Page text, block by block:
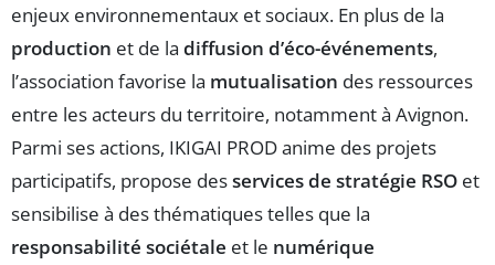
enjeux environnementaux et sociaux. En plus de la
production et de la diffusion d’éco-événements,
l’association favorise la mutualisation des ressources
entre les acteurs du territoire, notamment à Avignon.
Parmi ses actions, IKIGAI PROD anime des projets
participatifs, propose desservices de stratégie RSO et
sensibilise à des thématiques telles que la
responsabilité sociétale et le numérique